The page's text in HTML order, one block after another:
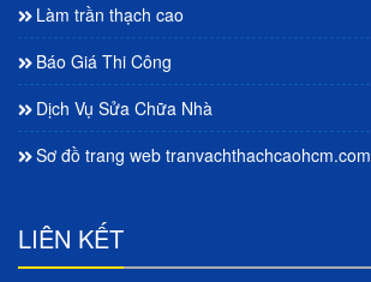
Làm trần thạch cao
Báo Giá Thi Công
Dịch Vụ Sửa Chữa Nhà
Sơ đồ trang web tranvachthachcaohcm.com
LIÊN KẾT